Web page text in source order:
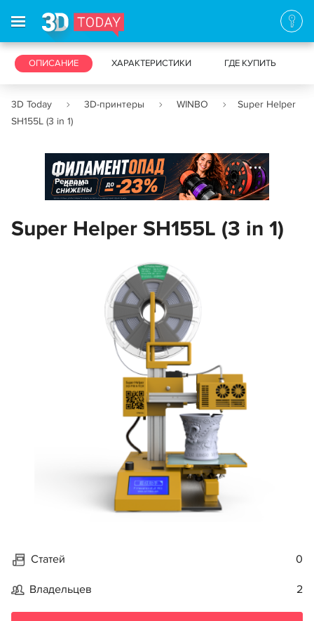
3D-ПРИНТЕРЫ 3D-СКАНЕРЫ
ОПИСАНИЕ ХАРАКТЕРИСТИКИ ГДЕ КУПИТЬ
3D Today 3D-принтеры WINBO
Super Helper
SH155L (3 in 1)
Реклама
Super Helper SH155L (3 in 1)
Статей 0
Владельцев 2